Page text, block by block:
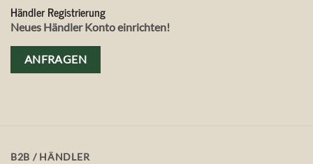
Händler Registrierung
Neues Händler Konto einrichten!
ANFRAGEN
B2B / HÄNDLER